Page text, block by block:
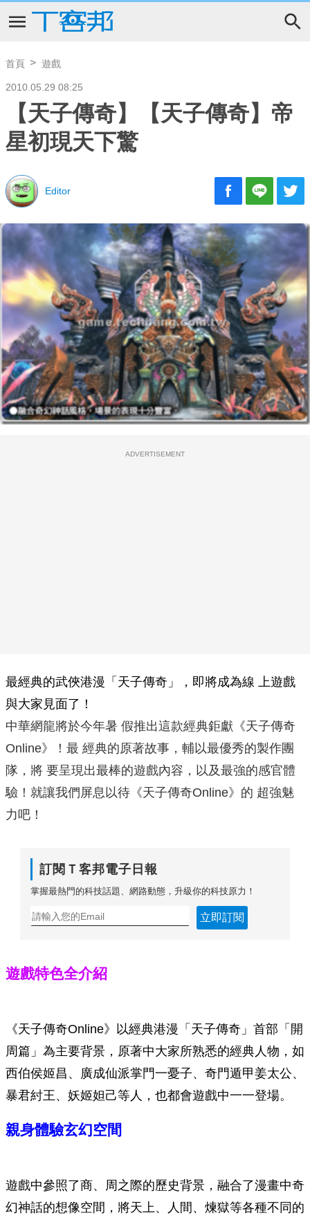
首頁 遊戲
2010.05.29 08:25
【天子傳奇】【天子傳奇】帝
星初現天下驚
Editor
ADVERTISEMENT
最經典的武俠港漫「天子傳奇」，即將成為線 上遊戲
與大家見面了！
中華網龍將於今年暑 假推出這款經典鉅獻《天子傳奇
Online》！最 經典的原著故事，輔以最優秀的製作團
隊，將 要呈現出最棒的遊戲內容，以及最強的感官體
驗！就讓我們屏息以待《天子傳奇Online》的 超強魅
力吧！
訂閱Ｔ客邦電子日報
掌握最熱門的科技話題、網路動態，升級你的科技原力！
立即訂閱
遊戲特色全介紹
《天子傳奇Online》以經典港漫「天子傳奇」首部「開
周篇」為主要背景，原著中大家所熟悉的經典人物，如
西伯侯姬昌、廣成仙派掌門一憂子、奇門遁甲姜太公、
暴君紂王、妖姬妲己等人，也都會遊戲中一一登場。
親身體驗玄幻空間
遊戲中參照了商、周之際的歷史背景，融合了漫畫中奇
幻神話的想像空間，將天上、人間、煉獄等各種不同的